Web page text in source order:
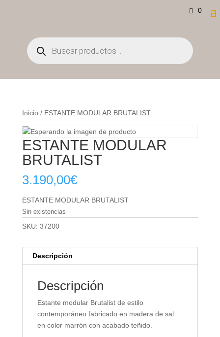
0
Búsqueda
de
productos
Inicio/ ESTANTE MODULAR BRUTALIST
ESTANTE MODULAR
BRUTALIST
3.190,00€
ESTANTE MODULAR BRUTALIST
Sin existencias
SKU: 37200
Descripción
Descripción
Estante modular Brutalist de estilo
contemporáneo fabricado en madera de sal
en color marrón con acabado teñido.